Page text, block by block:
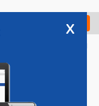
Check in
x